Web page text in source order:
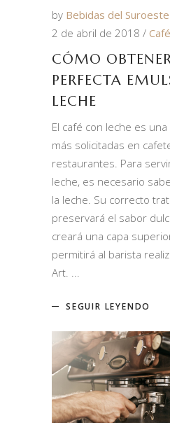
by Bebidas del Suroeste
2 de abril de 2018
Café
CÓMO
PERFECTA
LECHE
El café con leche es
más solicitadas en
restaurantes. Para
leche, es necesario
la leche. Su correcto
preservará el sabor
creará una capa
permitirá al barista
Art.
SEGUIR LEYENDO